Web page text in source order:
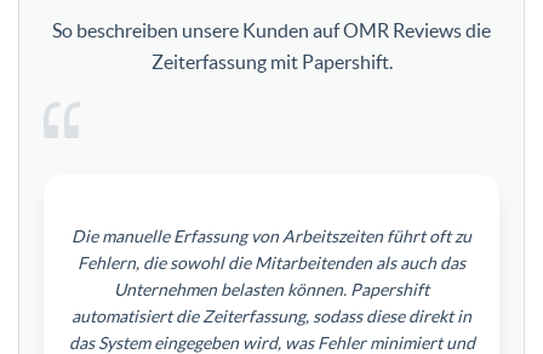
So beschreiben unsere Kunden auf OMR Reviews die
Zeiterfassung mit Papershift.
Die manuelle Erfassung von Arbeitszeiten führt oft zu
Fehlern, die sowohl die Mitarbeitenden als auch das
Unternehmen belasten können. Papershift
automatisiert die Zeiterfassung, sodass diese direkt in
das System eingegeben wird, was Fehler minimiert und